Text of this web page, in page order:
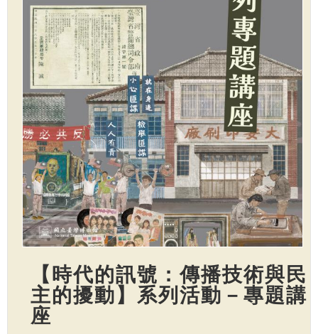
【時代的訊號：傳播技術與民
主的擾動】系列活動－專題講
座